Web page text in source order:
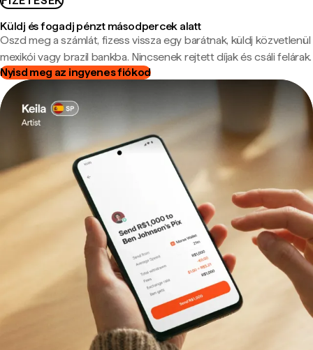
Küldj és fogadj pénzt másodpercek alatt
Oszd meg a számlát, fizess vissza egy barátnak, küldj közvetlenül
mexikói vagy brazil bankba. Nincsenek rejtett díjak és csáli felárak.
Nyisd meg az ingyenes fiókod